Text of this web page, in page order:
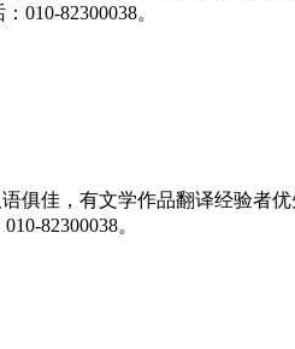
010-82300038。
俱佳，有文学作品翻译经验者
82300038。